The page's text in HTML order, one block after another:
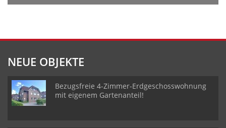
NEUE OBJEKTE
Bezugsfreie 4-Zimmer-Erdgeschosswohnung
mit eigenem Gartenanteil!